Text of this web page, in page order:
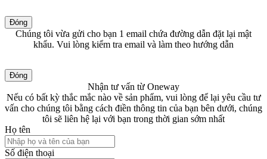
Đóng
Chúng tôi vừa gửi cho bạn 1 email chứa đường dẫn đặt lại mật
khẩu. Vui lòng kiểm tra email và làm theo hướng dẫn
Đóng
Nhận tư vấn từ Oneway
Nếu có bất kỳ thắc mắc nào về sản phẩm, vui lòng để lại yêu cầu tư
vấn cho chúng tôi bằng cách điền thông tin của bạn bên dưới, chúng
tôi sẽ liên hệ lại với bạn trong thời gian sớm nhất
Họ tên
Số điện thoại